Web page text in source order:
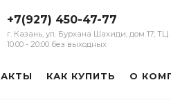
+7(927) 450-47-77
г. Казань, ул. Бурхана Шахиди, дом 17,
10:00 - 20:00 без выходных
КАК КУПИТЬ О